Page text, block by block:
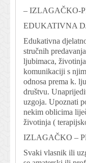
– IZLAGAČKO-
EDUKATIVNA
Edukativna
stručnih
ljubimaca,
komunikaciji s
odnosa prema k.
društvu.
uzgoja. Upoznati
nekim oblicima
životinja (
IZLAGAČKO –
Svaki vlasnik ili